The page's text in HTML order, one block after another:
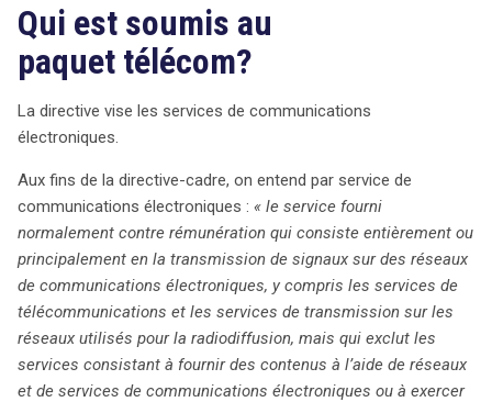
qualification de SkypeOut comme service de
communications électroniques. La CJUE a affirmé que,
tant que Skype perçoit une rémunération pour ce service
et établit des accords avec des fournisseurs de
télécommunications, elle doit être considérée comme
électroniques. Cette décision a des implications
majeures non seulement pour Skype, mais aussi pour
d’autres acteurs du secteur de la VoIP comme
WhatsApp, Viber et Facetime, qui pourraient faire face à
des réglementations similaires à l’avenir. En définitive,
cette évolution souligne l’importance d’adapter la
législation aux innovations technologiques dans le
domaine des communications.
Qui est soumis au
paquet télécom?
La directive vise les services de communications
électroniques.
Aux fins de la directive-cadre, on entend par service de
communications électroniques : « le service fourni
normalement contre rémunération qui consiste entièrement ou
principalement en la transmission de signaux sur des réseaux
de communications électroniques, y compris les services de
télécommunications et les services de transmission sur les
réseaux utilisés pour la radiodiffusion, mais qui exclut les
services consistant à fournir des contenus à l’aide de réseaux
et de services de communications électroniques ou à exercer